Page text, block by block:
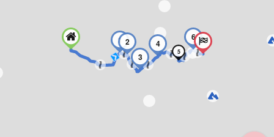
1 2
3
4
5
6